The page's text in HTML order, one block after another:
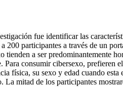
fue identificar las
200 participantes a través de un
tienden a ser predominantemente
Para consumir cibersexo, prefieren
física, su sexo y edad cuando
La mitad de los participantes